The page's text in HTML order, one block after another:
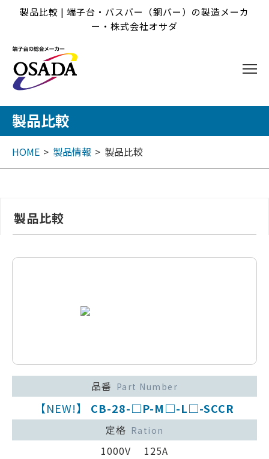
製品比較 | 端子台・バスバー（銅バー）の製造メーカ
ー・株式会社オサダ
製品比較
HOME 製品情報 製品比較
製品比較
品番 Part Number
【NEW!】 CB-28-□P-M□-L□-SCCR
定格 Ration
1000V 125A